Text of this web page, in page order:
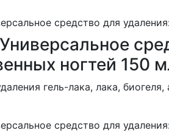
ногтей 150
гель-лака, лака,